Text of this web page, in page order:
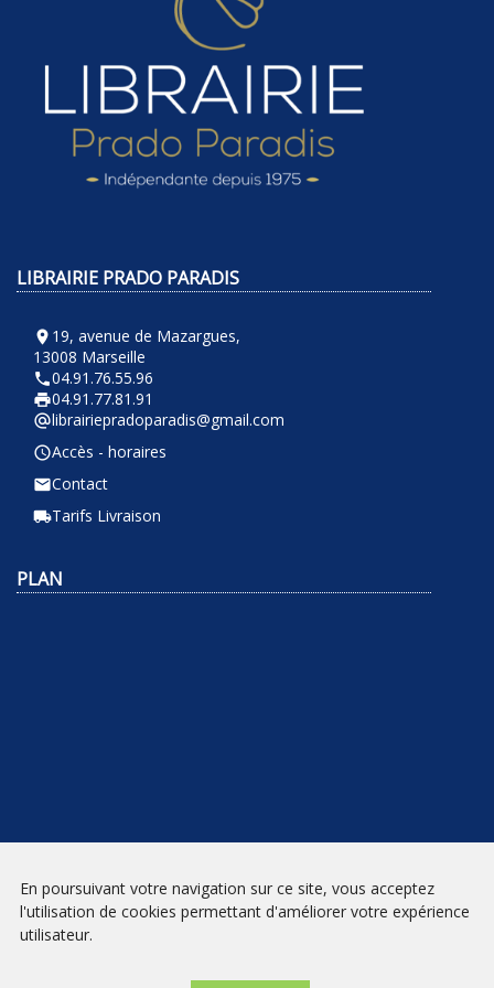
LIBRAIRIE PRADO PARADIS
room 19, avenue de Mazargues,
13008 Marseille
phone04.91.76.55.96
local_printshop04.91.77.81.91
alternate_emaillibrairiepradoparadis@gmail.com
query_builderAccès - horaires
emailContact
local_shippingTarifs Livraison
PLAN
NEWSLETTER
En poursuivant votre navigation sur ce site, vous acceptez
l'utilisation de cookies permettant d'améliorer votre expérience
utilisateur.